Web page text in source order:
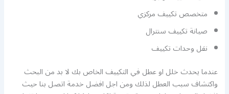
متخصص تكييف مركزي
صيانة تكييف سنترال
نقل وحدات تكييف
عندما يحدث خلل او عطل في التكييف الخاص بك لا بد من البحث
واكتشاف سبب العطل لذلك ومن اجل افضل خدمة اتصل بنا حيث